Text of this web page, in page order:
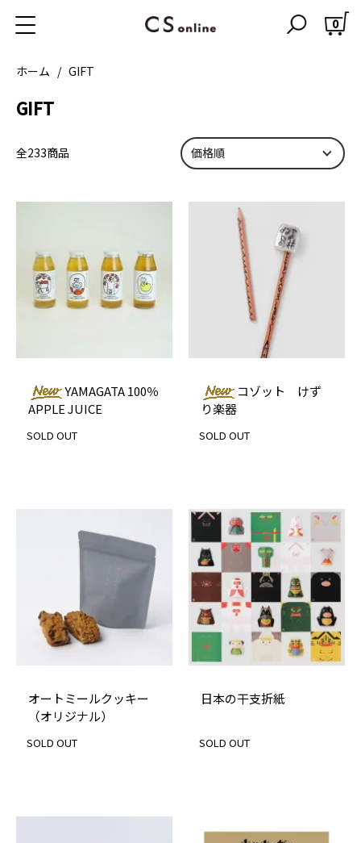
0
ホーム GIFT
GIFT
全233商品
YAMAGATA 100％
APPLE JUICE
SOLD OUT
コゾット けず
り楽器
SOLD OUT
オートミールクッキー
（オリジナル）
SOLD OUT
日本の干支折紙
SOLD OUT